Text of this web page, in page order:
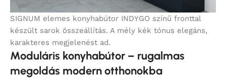
SIGNUM elemes konyhabútor INDYGO színű fronttal
készült sarok összeállítás. A mély kék tónus elegáns,
karakteres megjelenést ad.
Moduláris konyhabútor – rugalmas
megoldás modern otthonokba